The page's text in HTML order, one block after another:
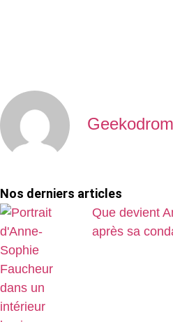
Nos derniers articles
Que devient
après sa